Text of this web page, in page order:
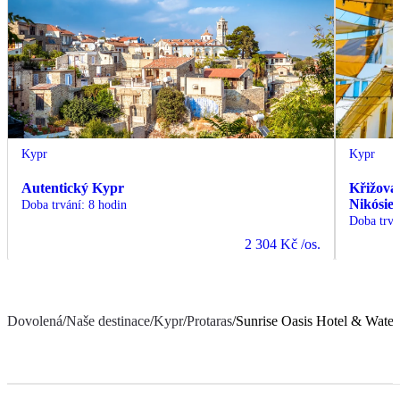
Kypr
Autentický Kypr
Doba trvání: 8 hodin
2 304 Kč /os.
Kypr
Nikósie
Doba
Dovolená/Naše destinace/Kypr/Protaras/Sunrise Oasis Hotel &